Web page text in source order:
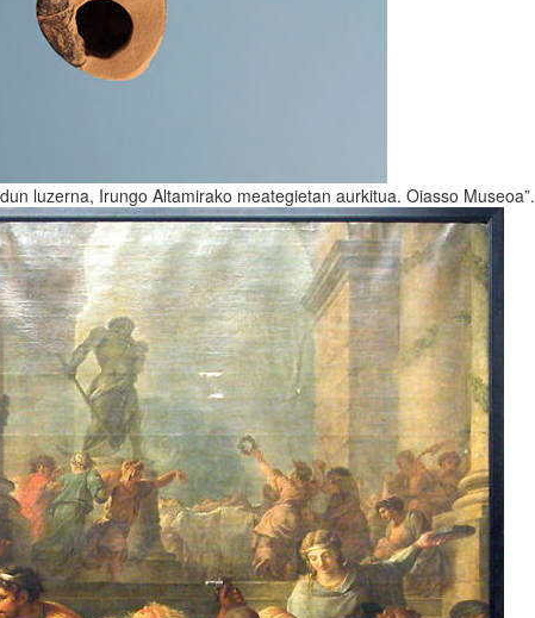
luzerna, Irungo Altamirako meategietan aurkitua. Oiasso Museoa”.